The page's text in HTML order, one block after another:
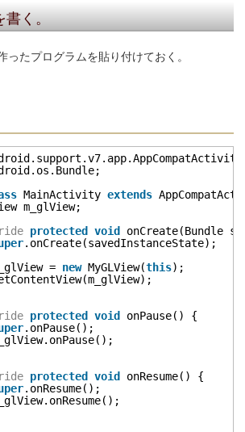
く。
ったプログラムを貼り付けておく。
MainActivity extends
m_glView;
protected void
onCreate(Bundle
.onCreate(savedInstanceState);
= new MyGLView(this);
protected void
onPause() {
.onPause();
protected void
onResume() {
.onResume();